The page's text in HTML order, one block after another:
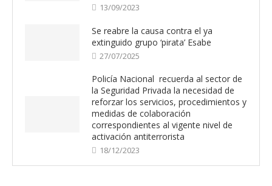
13/09/2023
Se reabre la causa contra el ya
extinguido grupo ‘pirata’ Esabe
27/07/2025
Policía Nacional recuerda al sector de
la Seguridad Privada la necesidad de
reforzar los servicios, procedimientos y
medidas de colaboración
correspondientes al vigente nivel de
activación antiterrorista
18/12/2023